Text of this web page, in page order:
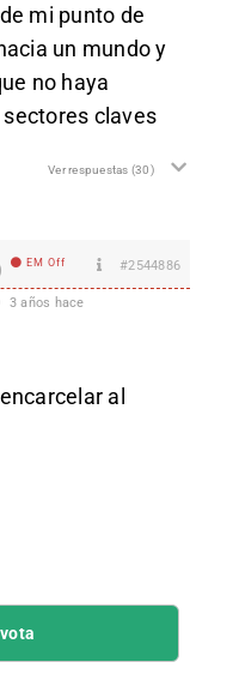
mi punto de
un mundo y
no haya
claves
Ver respuestas (30)
EM Off #2544886
3 años hace
al